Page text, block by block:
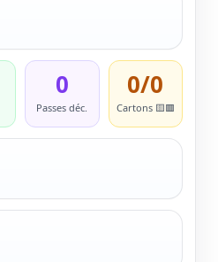
0
Passes déc.
0/0
Cartons 🟨🟥